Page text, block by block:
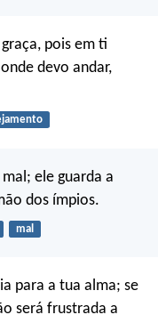
pois em ti
devo andar,
ele guarda a
dos ímpios.
mal
para a tua alma; se
será frustrada a